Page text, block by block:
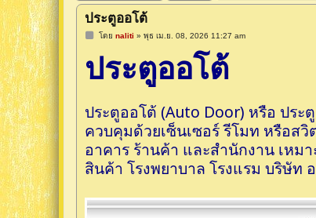
ประตูออโต้
โโดย naliti » พุธ เม.ย. 08, 2026 11:27 am
ประตูออโต้
ประตูออโต้ (Auto Door) หรือ ปร
ควบคุมด้วยเซ็นเซอร์ รีโมท หรือส
อาคาร ร้านค้า และสำนักงาน เหม
สินค้า โรงพยาบาล โรงแรม บริษัท